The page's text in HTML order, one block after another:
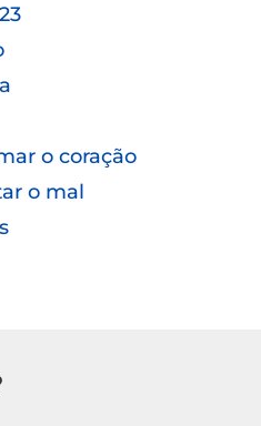
o coração
o mal